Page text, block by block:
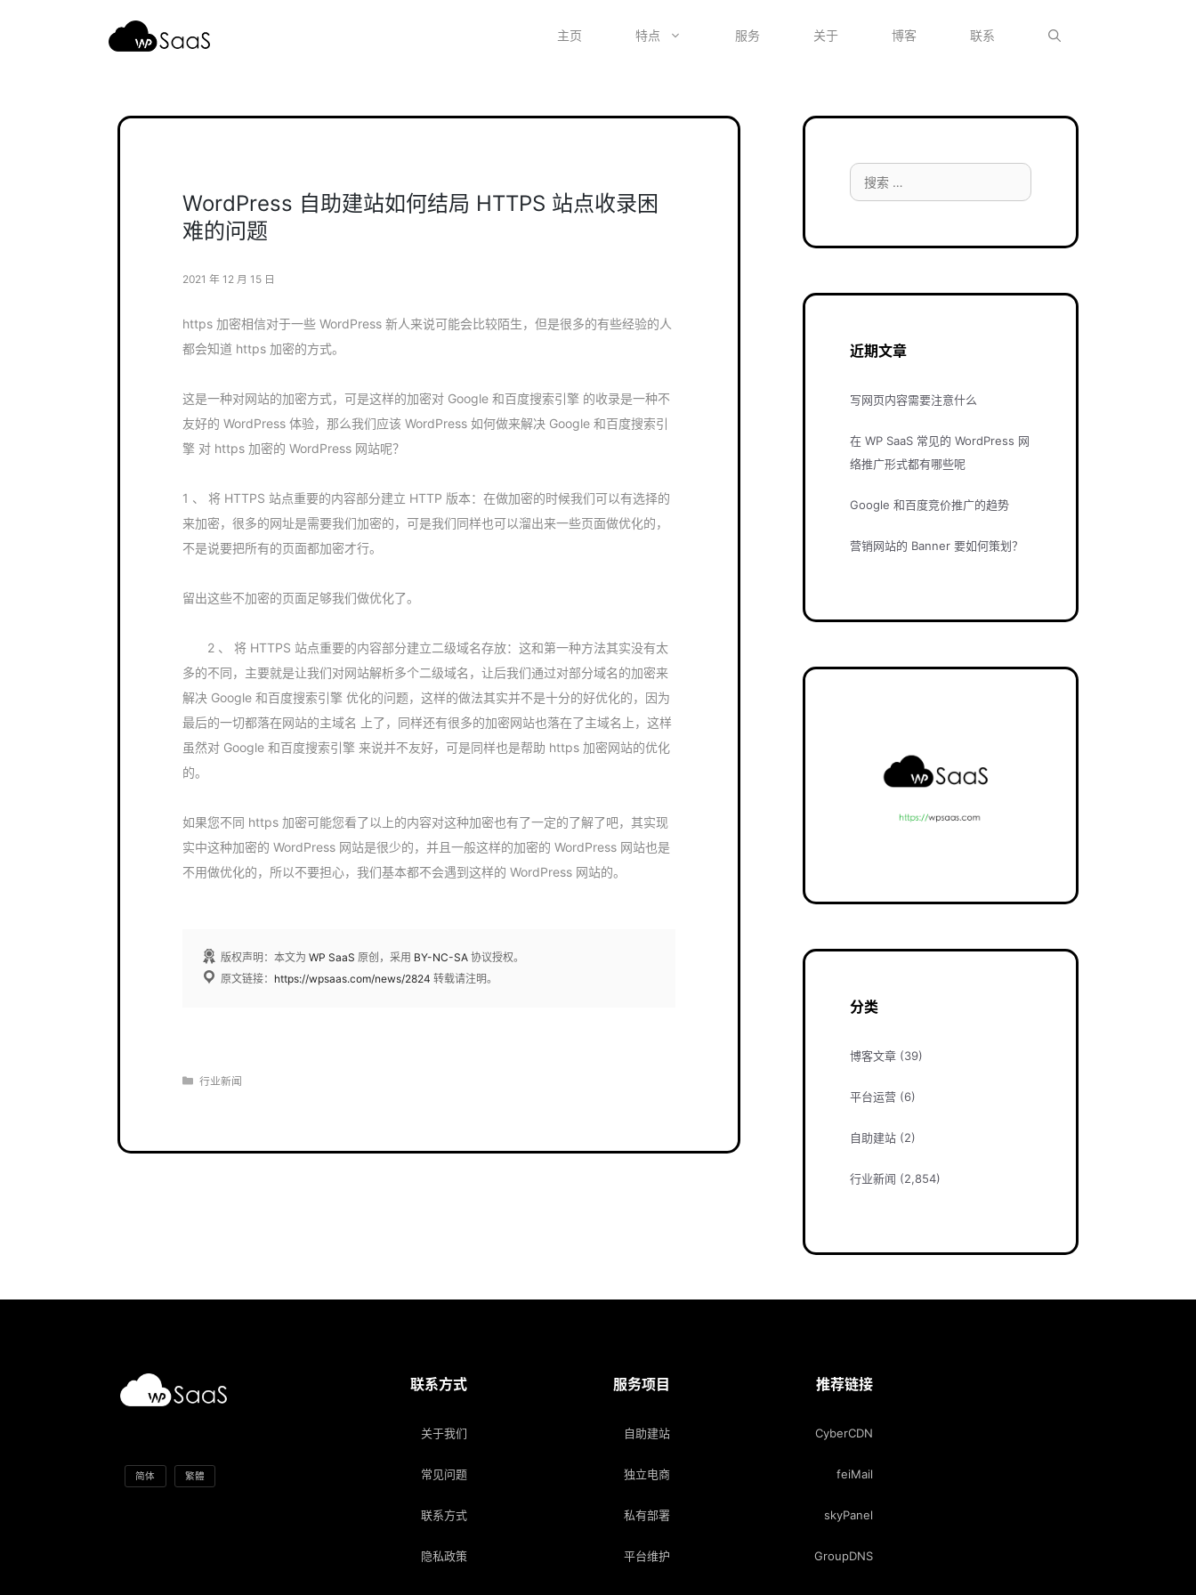
主页 特点 服务 关于 博客 联系
WordPress 自助建站如何结局 HTTPS 站点收录困
难的问题
2021 年 12 月 15 日
https 加密相信对于一些 WordPress 新人来说可能会比较陌生，但是很多的有些经验的人
都会知道 https 加密的方式。
这是一种对网站的加密方式，可是这样的加密对 Google 和百度搜索引擎 的收录是一种不
友好的 WordPress 体验，那么我们应该 WordPress 如何做来解决 Google 和百度搜索引
擎 对 https 加密的 WordPress 网站呢？
1 、 将 HTTPS 站点重要的内容部分建立 HTTP 版本：在做加密的时候我们可以有选择的
来加密，很多的网址是需要我们加密的，可是我们同样也可以溜出来一些页面做优化的，
不是说要把所有的页面都加密才行。
留出这些不加密的页面足够我们做优化了。
2 、 将 HTTPS 站点重要的内容部分建立二级域名存放：这和第一种方法其实没有太
多的不同，主要就是让我们对网站解析多个二级域名，让后我们通过对部分域名的加密来
解决 Google 和百度搜索引擎 优化的问题，这样的做法其实并不是十分的好优化的，因为
最后的一切都落在网站的主域名 上了，同样还有很多的加密网站也落在了主域名上，这样
虽然对 Google 和百度搜索引擎 来说并不友好，可是同样也是帮助 https 加密网站的优化
的。
如果您不同 https 加密可能您看了以上的内容对这种加密也有了一定的了解了吧，其实现
实中这种加密的 WordPress 网站是很少的，并且一般这样的加密的 WordPress 网站也是
不用做优化的，所以不要担心，我们基本都不会遇到这样的 WordPress 网站的。
版权声明：本文为 WP SaaS 原创，采用 BY-NC-SA 协议授权。
原文链接： https://wpsaas.com/news/2824 转载请注明。
分
行业新闻
搜
索：
近期文章
写网页内容需要注意什么
在 WP SaaS 常见的 WordPress 网
络推广形式都有哪些呢
Google 和百度竞价推广的趋势
营销网站的 Banner 要如何策划？
分类
博客文章 (39)
平台运营 (6)
自助建站 (2)
行业新闻 (2,854)
简体 繁體
联系方式
关于我们
常见问题
联系方式
隐私政策
服务项目
自助建站
独立电商
私有部署
平台维护
推荐链接
CyberCDN
feiMail
skyPanel
GroupDNS